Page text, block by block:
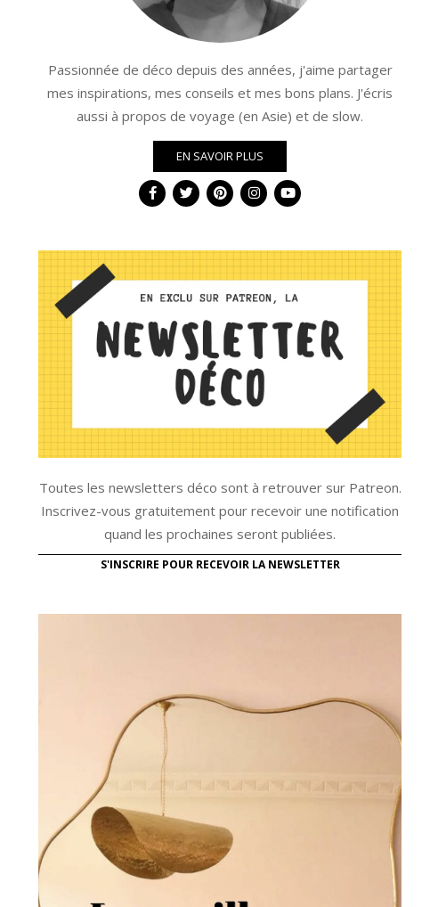
Passionnée de déco depuis des années, j'aime partager
mes inspirations, mes conseils et mes bons plans. J'écris
aussi à propos de voyage (en Asie) et de slow.
EN SAVOIR PLUS
Toutes les newsletters déco sont à retrouver sur Patreon.
Inscrivez-vous gratuitement pour recevoir une notification
quand les prochaines seront publiées.
S'INSCRIRE POUR RECEVOIR LA NEWSLETTER